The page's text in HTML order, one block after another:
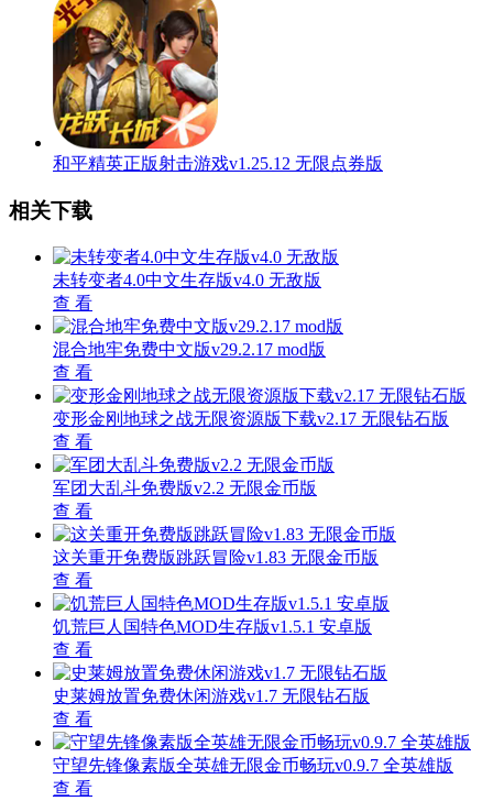
和平精英正版射击游戏v1.25.12 无限点券版
相关下载
未转变者4.0中文生存版v4.0 无敌版
查 看
混合地牢免费中文版v29.2.17 mod版
查 看
变形金刚地球之战无限资源版下载v2.17 无限钻石版
查 看
军团大乱斗免费版v2.2 无限金币版
查 看
这关重开免费版跳跃冒险v1.83 无限金币版
查 看
饥荒巨人国特色MOD生存版v1.5.1 安卓版
查 看
史莱姆放置免费休闲游戏v1.7 无限钻石版
查 看
守望先锋像素版全英雄无限金币畅玩v0.9.7 全英雄版
查 看